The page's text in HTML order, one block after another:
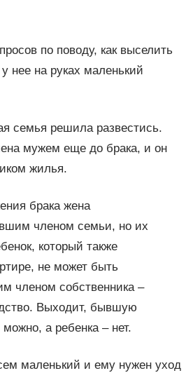
по поводу, как выселить
нее на руках маленький
семья решила развестись.
мужем еще до брака, и он
жилья.
брака жена
членом семьи, но их
который также
не может быть
членом собственника –
Выходит, бывшую
а ребенка – нет.
маленький и ему нужен уход